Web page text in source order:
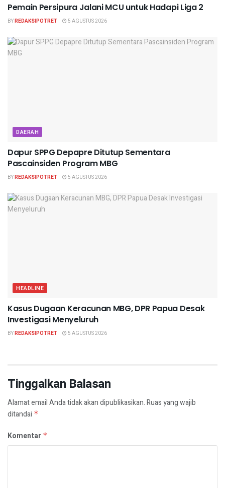
Pemain Persipura Jalani MCU untuk Hadapi Liga 2
BYREDAKSIPOTRET 5 AGUSTUS 2026
DAERAH
Dapur SPPG Depapre Ditutup Sementara
Pascainsiden Program MBG
BYREDAKSIPOTRET 5 AGUSTUS 2026
HEADLINE
Kasus Dugaan Keracunan MBG, DPR Papua Desak
Investigasi Menyeluruh
BYREDAKSIPOTRET 5 AGUSTUS 2026
Tinggalkan Balasan
Alamat email Anda tidak akan dipublikasikan.Ruas yang wajib
ditandai *
Komentar *